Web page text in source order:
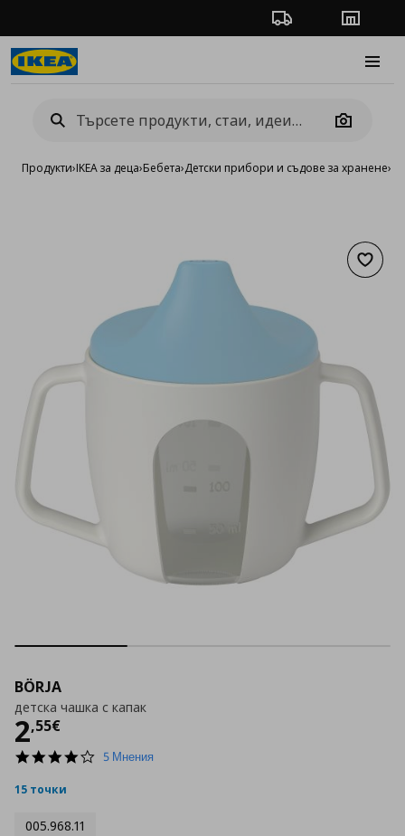
Проследяване на
Camera
Продукти›IKEA за деца›Бебета›Детски прибори и съдове за хранене›
BÖRJA
детска чашка с капак
2,55€
Цена
4.2
5 Мнения
15 точки
005.968.11